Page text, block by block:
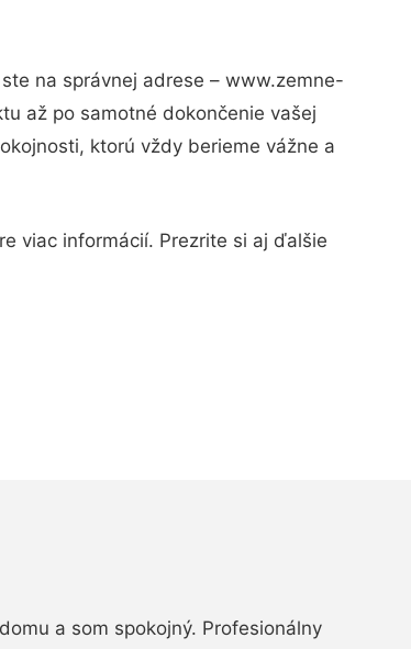
na správnej adrese – www.zemne-
až po samotné dokončenie vašej
ktorú vždy berieme vážne a
viac informácií. Prezrite si aj ďalšie
a som spokojný. Profesionálny